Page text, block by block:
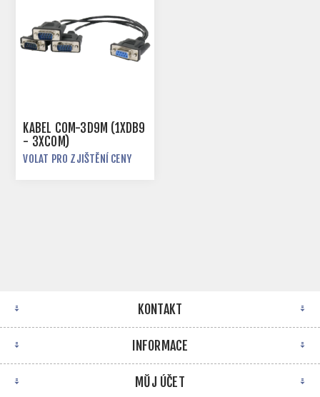
KABEL COM-3D9M (1XDB9
- 3XCOM)
VOLAT PRO ZJIŠTĚNÍ CENY
KONTAKT
INFORMACE
MŮJ ÚČET